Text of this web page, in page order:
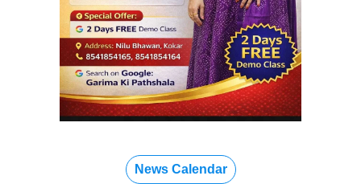
News Calendar